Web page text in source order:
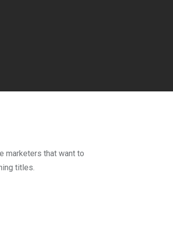
marketers that want to
titles.